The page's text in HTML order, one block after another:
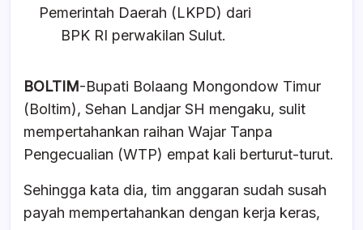
Pemerintah Daerah (LKPD) dari
BPK RI perwakilan Sulut.
BOLTIM-Bupati Bolaang Mongondow Timur
(Boltim), Sehan Landjar SH mengaku, sulit
mempertahankan raihan Wajar Tanpa
Pengecualian (WTP) empat kali berturut-turut.
Sehingga kata dia, tim anggaran sudah susah
payah mempertahankan dengan kerja keras,